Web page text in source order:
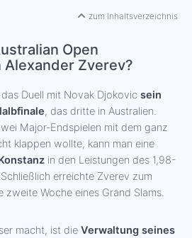
zum Inhaltsverzeichnis
Open
Zverev?
Duell mit Novak Djokovic sein
, das dritte in Australien.
Major-Endspielen mit dem ganz
klappen wollte, kann man eine
in den Leistungen des 1,98-
erreichte Zverev zum
zweite Woche eines Grand Slams.
macht, ist die Verwaltung seines